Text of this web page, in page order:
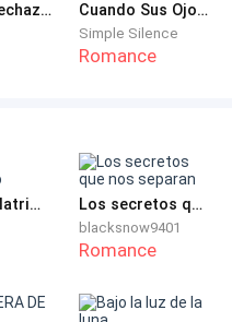
La novia Rechazada Cuando Sus Ojos Abrieron
Simple Silence
Romance
Mi Dulce Matrimonio Los secretos que nos separan
blacksnow9401
Romance